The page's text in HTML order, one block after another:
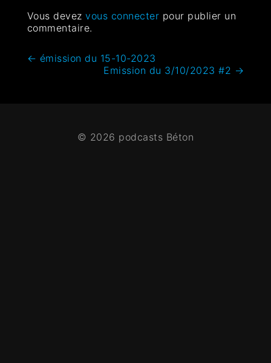
Vous devezvous connecter pour publier un
commentaire.
← émission du 15-10-2023
Emission du 3/10/2023 #2 →
© 2026 podcasts Béton